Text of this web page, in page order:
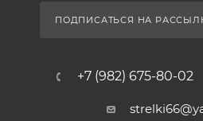
ПОДПИСАТЬСЯ НА
+7 (982) 675-80-02